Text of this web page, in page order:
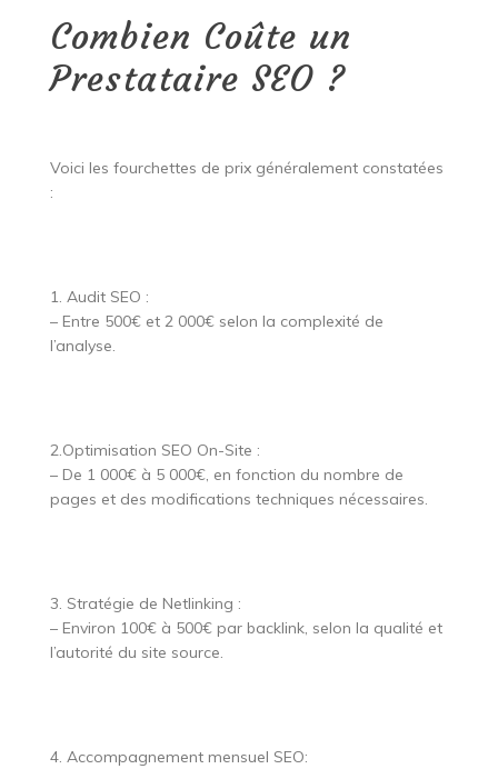
Combien Coûte un
Prestataire SEO ?
Voici les fourchettes de prix généralement constatées
:
1. Audit SEO :
– Entre 500€ et 2 000€ selon la complexité de
l’analyse.
2.Optimisation SEO On-Site :
– De 1 000€ à 5 000€, en fonction du nombre de
pages et des modifications techniques nécessaires.
3. Stratégie de Netlinking :
– Environ 100€ à 500€ par backlink, selon la qualité et
l’autorité du site source.
4. Accompagnement mensuel SEO: